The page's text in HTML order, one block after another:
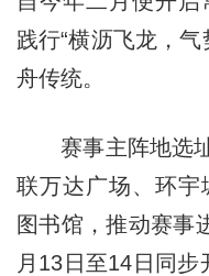
践行“横沥飞龙，
舟传统。
赛事主阵地选址
联万达广场、环宇
图书馆，推动赛事
月13日至14日同